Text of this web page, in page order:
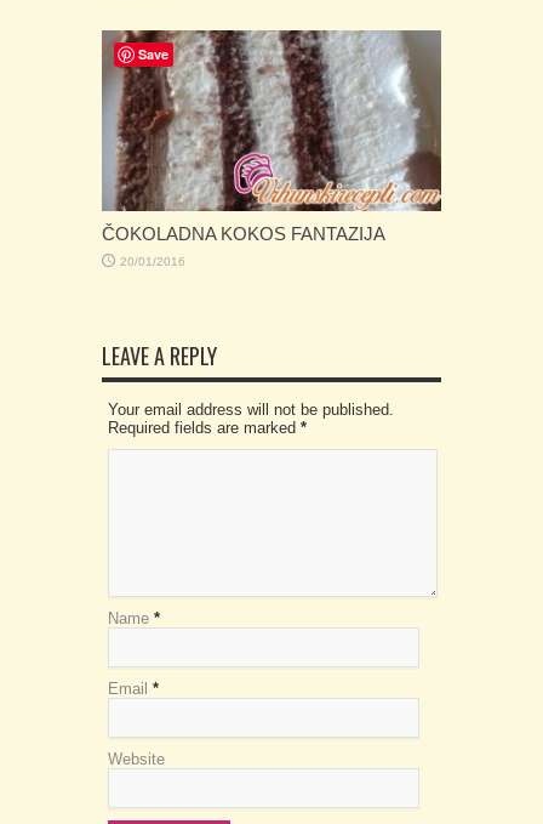
ČOKOLADNA KOKOS FANTAZIJA
20/01/2016
LEAVE A REPLY
Your email address will not be published.
Required fields are marked *
Name *
Email *
Website
Save